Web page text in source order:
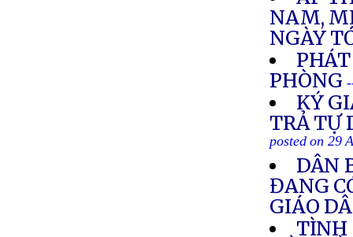
NAM,
NGÀY
PHÒNG
KÝ
TRẢ TỰ
posted on 29
DÂN
ĐANG
GIÁO
TÌNH